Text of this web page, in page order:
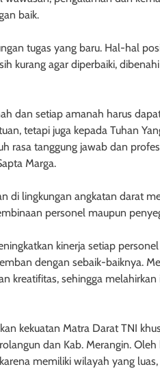
baik.
tugas yang baru. Hal-hal
kurang agar diperbaiki,
dan setiap amanah harus
tetapi juga kepada Tuhan
rasa tanggung jawab dan
Marga.
di lingkungan angkatan darat
personel maupun
kinerja setiap
dengan sebaik-baiknya.
kreatifitas, sehingga
kekuatan Matra Darat TNI
dan Kab. Merangin.
memiliki wilayah yang